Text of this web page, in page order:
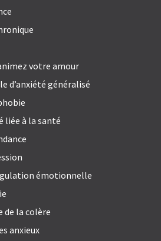
votre amour
d’anxiété généralisé
liée à la santé
émotionnelle
la colère
anxieux